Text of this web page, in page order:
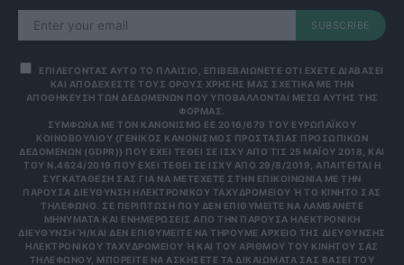
SUBSCRIBE
ΕΠΙΛΕΓΟΝΤΑΣ ΑΥΤΟ ΤΟ ΠΛΑΙΣΙΟ, ΕΠΙΒΕΒΑΙΩΝΕΤΕ ΟΤΙ ΕΧΕΤΕ ΔΙΑΒΑΣΕΙ
ΚΑΙ ΑΠΟΔΕΧΕΣΤΕ ΤΟΥΣ ΟΡΟΥΣ ΧΡΗΣΗΣ ΜΑΣ ΣΧΕΤΙΚΑ ΜΕ ΤΗΝ
ΑΠΟΘΗΚΕΥΣΗ ΤΩΝ ΔΕΔΟΜΕΝΩΝ ΠΟΥ ΥΠΟΒΑΛΛΟΝΤΑΙ ΜΕΣΩ ΑΥΤΗΣ ΤΗΣ
ΦΟΡΜΑΣ.
ΣΎΜΦΩΝΑ ΜΕ ΤΟΝ ΚΑΝΟΝΙΣΜΌ ΕΕ 2016/679 ΤΟΥ ΕΥΡΩΠΑΪΚΟΎ
ΚΟΙΝΟΒΟΥΛΊΟΥ {ΓΕΝΙΚΌΣ ΚΑΝΟΝΙΣΜΌΣ ΠΡΟΣΤΑΣΊΑΣ ΠΡΟΣΩΠΙΚΏΝ
ΔΕΔΟΜΈΝΩΝ (GDPR)} ΠΟΥ ΈΧΕΙ ΤΕΘΕΊ ΣΕ ΙΣΧΎ ΑΠΌ ΤΙΣ 25 ΜΑΪ́ΟΥ 2018, ΚΑΙ
ΤΟΥ Ν.4624/2019 ΠΟΥ ΈΧΕΙ ΤΕΘΕΊ ΣΕ ΙΣΧΎ ΑΠΌ 29/8/2019, ΑΠΑΙΤΕΊΤΑΙ Η
ΣΥΓΚΑΤΆΘΕΣΉ ΣΑΣ ΓΙΑ ΝΑ ΜΕΤΈΧΕΤΕ ΣΤΗΝ ΕΠΙΚΟΙΝΩΝΊΑ ΜΕ ΤΗΝ
ΠΑΡΟΎΣΑ ΔΙΕΎΘΥΝΣΗ ΗΛΕΚΤΡΟΝΙΚΟΎ ΤΑΧΥΔΡΟΜΕΊΟΥ Ή ΤΟ ΚΙΝΗΤΌ ΣΑΣ Τ
ΗΛΈΦΩΝΟ. ΣΕ ΠΕΡΊΠΤΩΣΗ ΠΟΥ ΔΕΝ ΕΠΙΘΥΜΕΊΤΕ ΝΑ ΛΑΜΒΆΝΕΤΕ Μ
ΗΝΎΜΑΤΑ ΚΑΙ ΕΝΗΜΕΡΏΣΕΙΣ ΑΠΌ ΤΗΝ ΠΑΡΟΎΣΑ ΗΛΕΚΤΡΟΝΙΚΉ Δ
ΙΕΎΘΥΝΣΗ Ή/ΚΑΙ ΔΕΝ ΕΠΙΘΥΜΕΊΤΕ ΝΑ ΤΗΡΟΎΜΕ ΑΡΧΕΊΟ ΤΗΣ ΔΙΕΎΘΥΝΣΗΣ ΗΛ
ΕΚΤΡΟΝΙΚΟΎ ΤΑΧΥΔΡΟΜΕΊΟΥ Ή ΚΑΙ ΤΟΥ ΑΡΙΘΜΟΎ ΤΟΥ ΚΙΝΗΤΟΎ ΣΑΣ ΤΗΛ
ΕΦΏΝΟΥ, ΜΠΟΡΕΊΤΕ ΝΑ ΑΣΚΉΣΕΤΕ ΤΑ ΔΙΚΑΙΏΜΑΤΆ ΣΑΣ ΒΆΣΕΙ ΤΟΥ ΆΡΘ